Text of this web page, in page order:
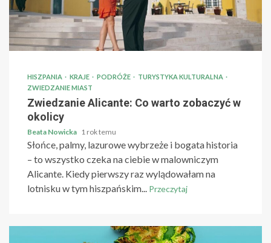
HISZPANIA KRAJE PODRÓŻE
TURYSTYKA KULTURALNA
ZWIEDZANIE MIAST
Zwiedzanie Alicante: Co warto zobaczyć w
okolicy
Beata Nowicka 1 rok temu
Słońce, palmy, lazurowe wybrzeże i bogata historia
– to wszystko czeka na ciebie w malowniczym
Alicante. Kiedy pierwszy raz wylądowałam na
lotnisku w tym hiszpańskim...
Przeczytaj